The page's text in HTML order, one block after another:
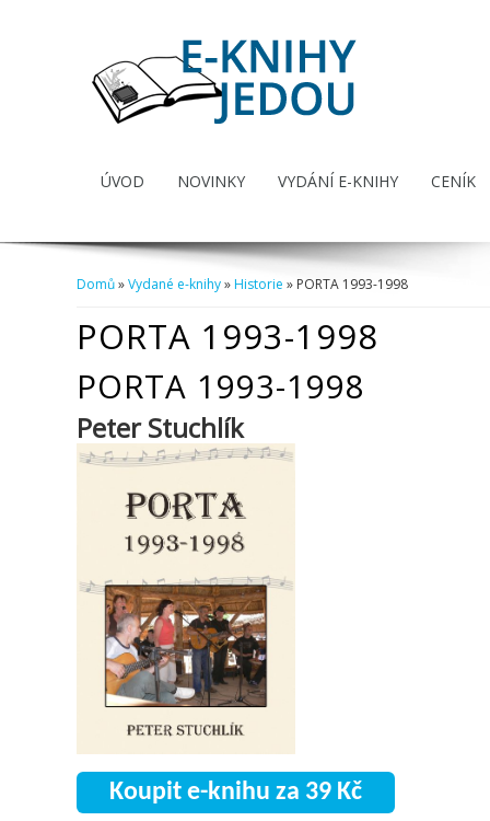
ÚVOD NOVINKY VYDÁNÍ E-KNIHY CENÍK
Domů»Vydané e-knihy»Historie » PORTA 1993-1998
PORTA 1993-1998
PORTA 1993-1998
Peter Stuchlík
Koupit e-knihu za 39 Kč